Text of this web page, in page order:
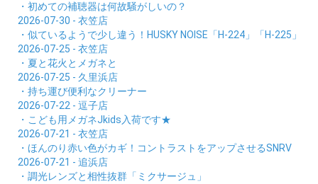
・初めての補聴器は何故騒がしいの？
2026-07-30 - 衣笠店
・似ているようで少し違う！HUSKY NOISE「H-224」「H-225」
2026-07-25 - 衣笠店
・夏と花火とメガネと
2026-07-25 - 久里浜店
・持ち運び便利なクリーナー
2026-07-22 - 逗子店
・こども用メガネJkids入荷です★
2026-07-21 - 衣笠店
・ほんのり赤い色がカギ！コントラストをアップさせるSNRV
2026-07-21 - 追浜店
・調光レンズと相性抜群「ミクサージュ」